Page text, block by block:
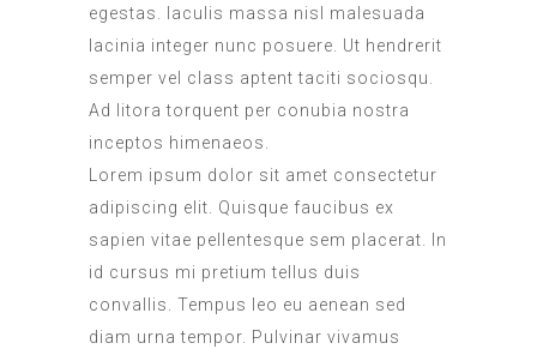
egestas. Iaculis massa nisl malesuada
lacinia integer nunc posuere. Ut hendrerit
semper vel class aptent taciti sociosqu.
Ad litora torquent per conubia nostra
inceptos himenaeos.
Lorem ipsum dolor sit amet consectetur
adipiscing elit. Quisque faucibus ex
sapien vitae pellentesque sem placerat. In
id cursus mi pretium tellus duis
convallis. Tempus leo eu aenean sed
diam urna tempor. Pulvinar vivamus